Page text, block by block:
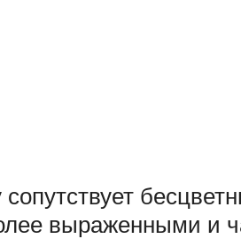
выраженными